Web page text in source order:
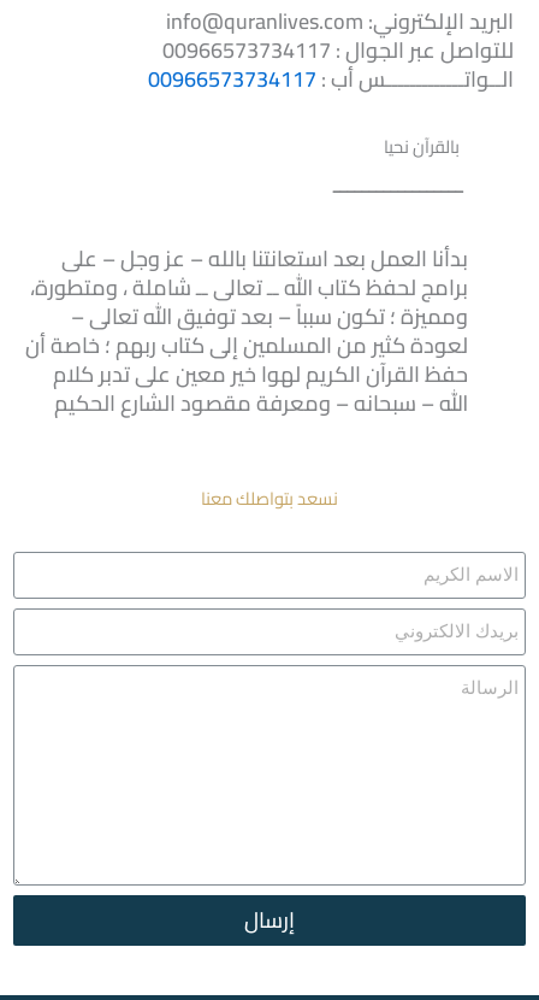
البريد الإلكتروني: info@quranlives.com
للتواصل عبر الجوال : 00966573734117
الــواتـــــــــــــس أب :00966573734117
بالقرآن نحيا
ــــــــــــــــــ
بدأنا العمل بعد استعانتنا بالله – عز وجل – على
برامج لحفظ كتاب الله ــ تعالى ــ شاملة ، ومتطورة،
ومميزة ؛ تكون سبباً – بعد توفيق الله تعالى –
لعودة كثير من المسلمين إلى كتاب ربهم ؛ خاصة أن
حفظ القرآن الكريم لهوا خير معين على تدبر كلام
الله – سبحانه – ومعرفة مقصود الشارع الحكيم
نسعد بتواصلك معنا
إرسال